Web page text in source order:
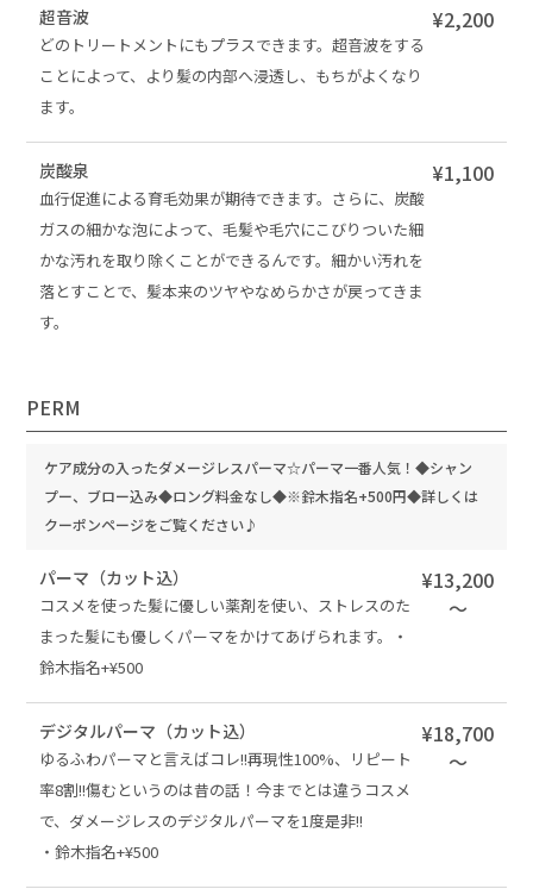
超音波
どのトリートメントにもプラスできます。超音波をする
ことによって、より髪の内部へ浸透し、もちがよくなり
ます。
¥2,200
炭酸泉
血行促進による育毛効果が期待できます。さらに、炭酸
ガスの細かな泡によって、毛髪や毛穴にこびりついた細
かな汚れを取り除くことができるんです。細かい汚れを
落とすことで、髪本来のツヤやなめらかさが戻ってきま
す。
¥1,100
PERM
ケア成分の入ったダメージレスパーマ☆パーマ一番人気！◆シャン
プー、ブロー込み◆ロング料金なし◆※鈴木指名+500円◆詳しくは
クーポンページをご覧ください♪
パーマ（カット込）
コスメを使った髪に優しい薬剤を使い、ストレスのた
まった髪にも優しくパーマをかけてあげられます。・
鈴木指名+¥500
¥13,200
～
デジタルパーマ（カット込）
ゆるふわパーマと言えばコレ!!再現性100%、リピート
率8割!!傷むというのは昔の話！今までとは違うコスメ
で、ダメージレスのデジタルパーマを1度是非!!
・鈴木指名+¥500
¥18,700
～